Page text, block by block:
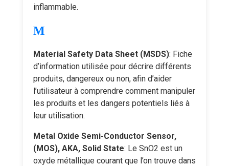
inflammable.
M
Material Safety Data Sheet (MSDS): Fiche
d’information utilisée pour décrire différents
produits, dangereux ou non, afin d’aider
l’utilisateur à comprendre comment manipuler
les produits et les dangers potentiels liés à
leur utilisation.
Metal Oxide Semi-Conductor Sensor,
(MOS), AKA, Solid State: Le SnO2 est un
oxyde métallique courant que l’on trouve dans